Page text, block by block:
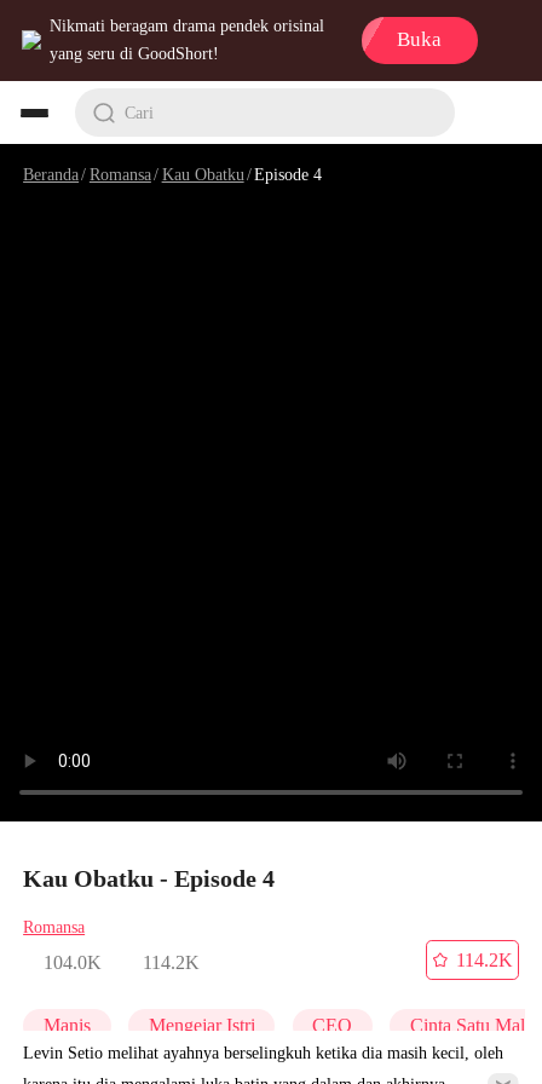
Nikmati beragam drama pendek orisinal
yang seru di GoodShort!
Buka
Cari
Beranda/Romansa/Kau Obatku/Episode 4
Kau Obatku - Episode 4
Romansa
104.0K 114.2K
114.2K
Manis Mengejar Istri CEO Cinta Satu
Levin Setio melihat ayahnya berselingkuh ketika dia masih kecil, oleh